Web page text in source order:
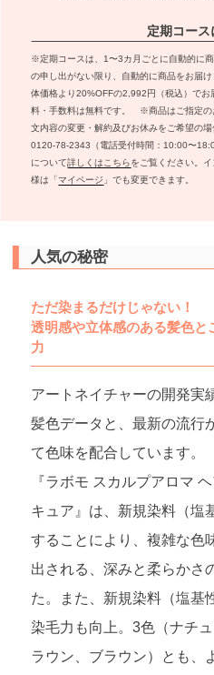
定期コース
※定期コースは、1〜3カ月ごとに自動的に
の申し出がない限り、自動的に商品をお届
体価格より20%OFFの2,992円（税込）で
料・手数料は無料です。 ※商品はご指定
文内容の変更・解約及びお休みをご希望の
0120-78-2343（電話受付時間：10:00〜
について詳しくはこちらをご覧ください。
様は「マイページ 」でも変更できます。
人気の秘密
ただ染まるだけじゃない！
透明感や立体感のある髪色と
力
アートネイチャーの開発実
髪色データと、最新の流行
て色味を配合しています。
『ラボモ スカルプアロマ
キュア』は、新規染料（塩
することにより、複雑な色
出される、深みと柔らかさ
た。また、新規染料（塩基
染毛力も向上。3色（ナチ
ラウン、ブラウン）とも、